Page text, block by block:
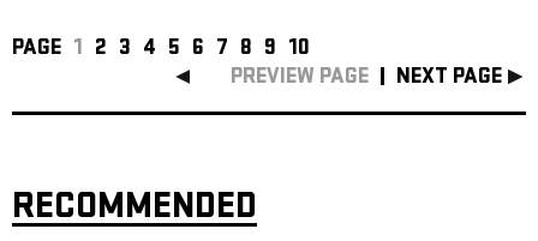
PAGE 1 2 3 4 5 6 7 8 9 10
PREVIEW PAGE
NEXT PAGE
RECOMMENDED